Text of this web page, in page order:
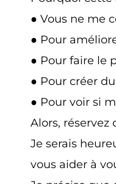
● Vous ne me
● Pour
● Pour faire le
● Pour créer
● Pour voir si
Alors, réservez
Je serais
vous aider à